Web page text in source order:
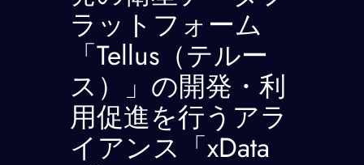
ラットフォーム
「Tellus（テルー
ス）」の開発・利
用促進を行うアラ
イアンス「xData